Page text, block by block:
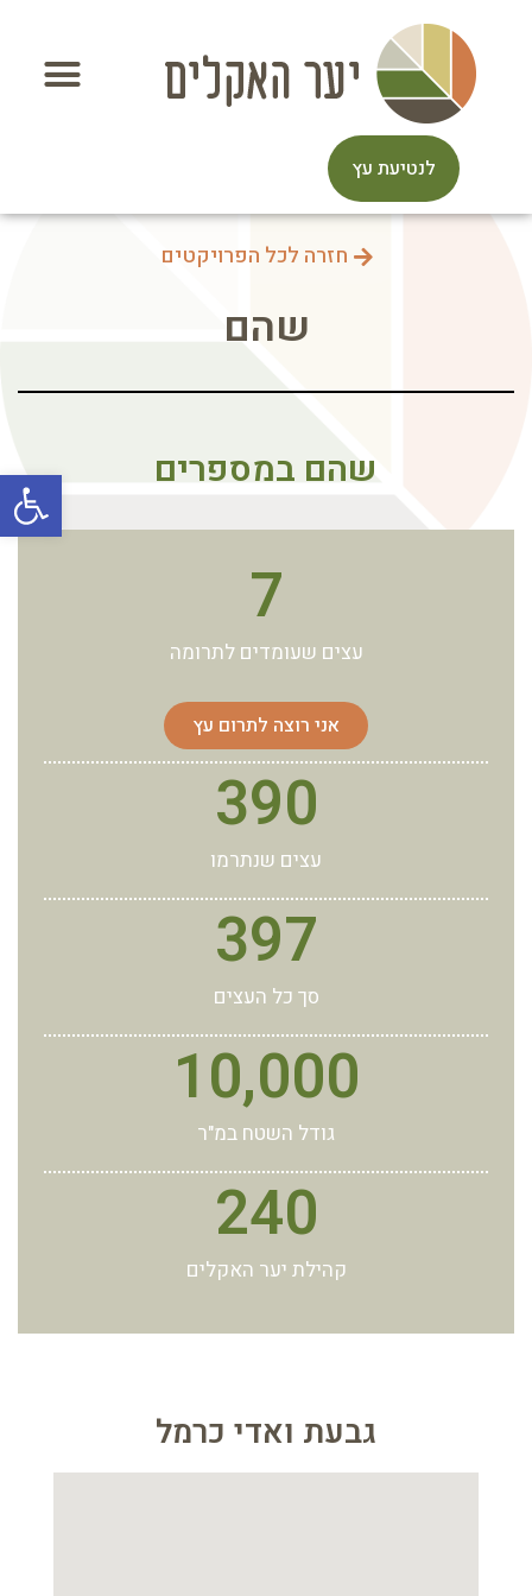
פתח
לנטיעת עץ
חזרה לכל הפרויקטים
שהם
שהם במספרים
7
עצים שעומדים לתרומה
אני רוצה לתרום עץ
390
עצים שנתרמו
397
סך כל העצים
10,000
גודל השטח במ"ר
240
קהילת יער האקלים
גבעת ואדי כרמל